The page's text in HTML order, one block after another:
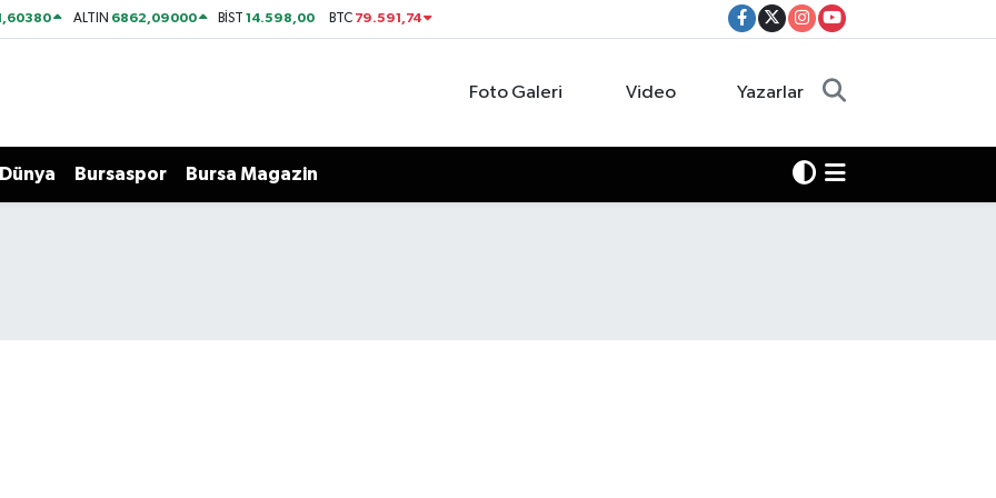
ALTIN 6862,09000 BİST14.598,00 BTC 79.591,74
Foto Galeri Video Yazarlar
Dünya Bursaspor Bursa Magazin